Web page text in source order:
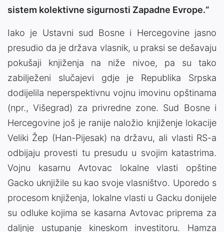
sistem kolektivne sigurnosti Zapadne Evrope.“
Iako je Ustavni sud Bosne i Hercegovine jasno
presudio da je država vlasnik, u praksi se dešavaju
pokušaji knjiženja na niže nivoe, pa su tako
zabilježeni slučajevi gdje je Republika Srpska
dodijelila neperspektivnu vojnu imovinu opštinama
(npr., Višegrad) za privredne zone. Sud Bosne i
Hercegovine još je ranije naložio knjiženje lokacije
Veliki Žep (Han-Pijesak) na državu, ali vlasti RS-a
odbijaju provesti tu presudu u svojim katastrima.
Vojnu kasarnu Avtovac lokalne vlasti opštine
Gacko uknjižile su kao svoje vlasništvo. Uporedo s
procesom knjiženja, lokalne vlasti u Gacku donijele
su odluke kojima se kasarna Avtovac priprema za
daljnje ustupanje kineskom investitoru. Hamza